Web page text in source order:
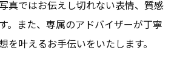
真ではお伝えし切れない表情、質感
。また、専属のアドバイザーが丁寧
を叶えるお手伝いをいたします。